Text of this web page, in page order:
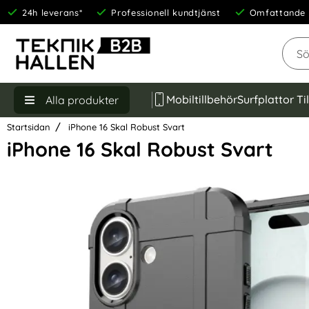
24h leverans* Professionell kundtjänst Omfattande
Sök
Alla produkter MobiltillbehörSurfplattor
Startsidan iPhone 16 Skal Robust Svart
iPhone 16 Skal Robust Svart
Hoppa
över